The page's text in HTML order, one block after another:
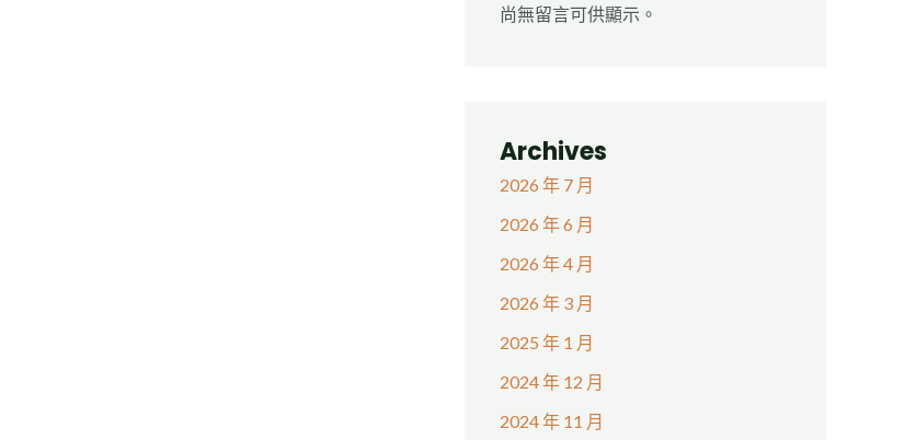
尚無留言可供顯示。
Archives
2026 年 7 月
2026 年 6 月
2026 年 4 月
2026 年 3 月
2025 年 1 月
2024 年 12 月
2024 年 11 月